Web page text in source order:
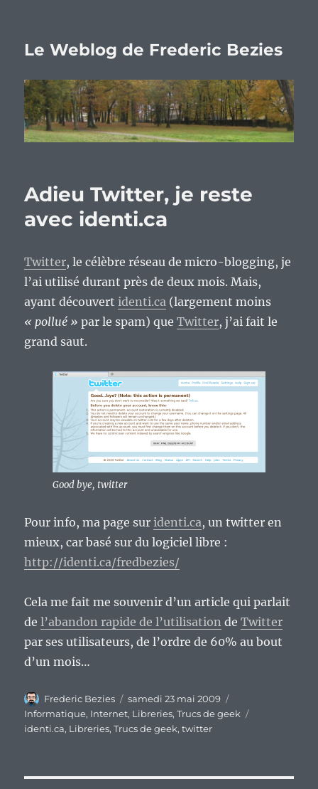
Le Weblog de Frederic Bezies
Adieu Twitter, je reste
avec identi.ca
Twitter, le célèbre réseau de micro-blogging, je
l’ai utilisé durant près de deux mois. Mais,
ayant découvertidenti.ca (largement moins
« pollué » par le spam) queTwitter, j’ai fait le
grand saut.
Good bye, twitter
Pour info, ma page suridenti.ca, un twitter en
mieux, car basé sur du logiciel libre :
http://identi.ca/fredbezies/
Cela me fait me souvenir d’un article qui parlait
del’abandon rapide de l’utilisation deTwitter
par ses utilisateurs, de l’ordre de 60% au bout
d’un mois…
Auteur
Frederic Bezies
Publié
le
samedi 23 mai 2009
Informatique, Internet, Libreries,Trucs de geek
identi.ca, Libreries,Trucs de geek,twitter